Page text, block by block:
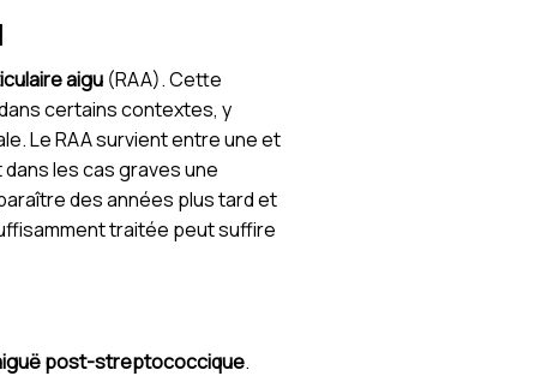
aigu (RAA). Cette
certains contextes, y
Le RAA survient entre une et
les cas graves une
des années plus tard et
traitée peut suffire
post-streptococcique.